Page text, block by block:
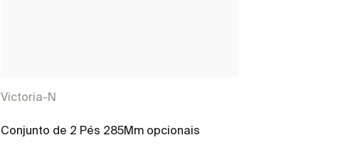
Victoria-N
Conjunto de 2 Pés 285Mm opcionais